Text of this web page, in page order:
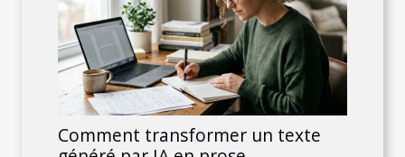
Comment transformer un texte